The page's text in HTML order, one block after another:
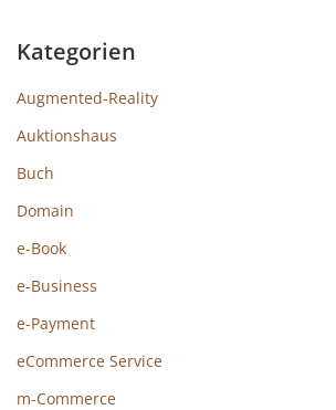
Kategorien
Augmented-Reality
Auktionshaus
Buch
Domain
e-Book
e-Business
e-Payment
eCommerce Service
m-Commerce